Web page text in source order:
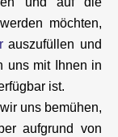
möchten,
auszufüllen und
uns mit Ihnen in
ist.
uns bemühen,
aufgrund von